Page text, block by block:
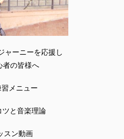
ャーニーを応援し
者の皆様へ
メニュー
ツと音楽理論
スン動画